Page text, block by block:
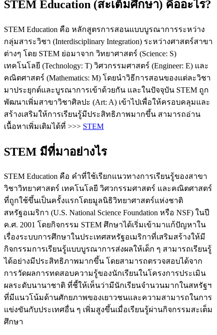
STEM Education (สะเต็มศึกษา) คืออะไร?
STEM Education คือ หลักสูตรการสอนแบบบูรณาการระหว่าง
กลุ่มสาระวิชา (Interdisciplinary Integration) ระหว่างศาสตร์สาขา
ต่างๆ โดย STEM ย่อมาจาก วิทยาศาสตร์ (Science: S)
เทคโนโลยี (Technology: T) วิศวกรรมศาสตร์ (Engineer: E) และ
คณิตศาสตร์ (Mathematics: M) โดยนำวิธีการสอนของแต่ละวิชา
มาประยุกต์และบูรณาการเข้าด้วยกัน และในปัจจุบัน STEM ถูก
พัฒนาเพิ่มสาขาวิชาศิลปะ (Art: A) เข้าไปเพื่อให้ครอบคลุมและ
สร้างเสริมให้การเรียนรู้มีประสิทธิภาพมากขึ้น สามารถอ่าน
เนื้อหาเพิ่มเติมได้ที่ >>> STEM
STEM มีที่มาอย่างไร
STEM Education คือ คำที่ใช้เรียกแนวทางการเรียนรู้ของสาขา
วิชาวิทยาศาสตร์ เทคโนโลยี วิศวกรรมศาสตร์ และคณิตศาสตร์
ที่ถูกใช้ขึ้นเป็นครั้งแรกโดยมูลนิธิวิทยาศาสตร์แห่งชาติ
สหรัฐอเมริกา (U.S. National Science Foundation หรือ NSF) ในปี
ค.ศ. 2001 โดยกิจกรรม STEM ศึกษาได้เริ่มเข้ามาแก้ปัญหาใน
เรื่องระบบการศึกษาในประเทศสหรัฐอเมริกาที่เสริมสร้างให้มี
กิจกรรมการเรียนรู้แบบบูรณาการส่งผลให้เด็ก ๆ สามารถเรียนรู้
ได้อย่างมีประสิทธิภาพมากขึ้น โดยสามารถตรวจสอบได้จาก
การวัดผลการทดสอบความรู้ของนักเรียนในโครงการประเมิน
ผลระดับนานาชาติ ที่ชี้ให้เห็นว่ามีนักเรียนจำนวนมากในสหรัฐฯ
ที่มีแนวโน้มด้านศักยภาพของเยาวชนและความสามารถในการ
แข่งขันกับประเทศอื่น ๆ เพิ่มสูงขึ้นเมื่อเรียนรู้ผ่านกิจกรรมสะเต็ม
ศึกษา